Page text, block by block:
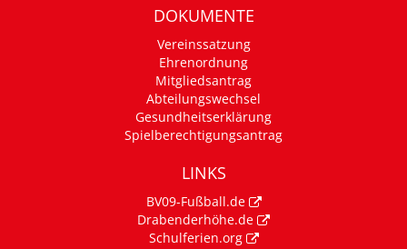
DOKUMENTE
Vereinssatzung
Ehrenordnung
Mitgliedsantrag
Abteilungswechsel
Gesundheitserklärung
Spielberechtigungsantrag
LINKS
BV09-Fußball.de
Drabenderhöhe.de
Schulferien.org